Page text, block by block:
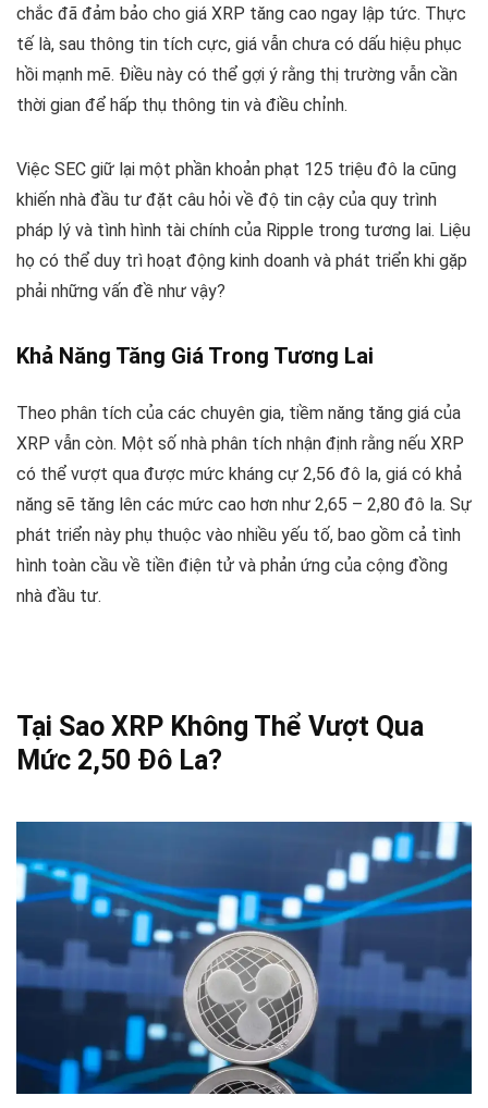
chắc đã đảm bảo cho giá XRP tăng cao ngay lập tức. Thực
tế là, sau thông tin tích cực, giá vẫn chưa có dấu hiệu phục
hồi mạnh mẽ. Điều này có thể gợi ý rằng thị trường vẫn cần
thời gian để hấp thụ thông tin và điều chỉnh.
Việc SEC giữ lại một phần khoản phạt 125 triệu đô la cũng
khiến nhà đầu tư đặt câu hỏi về độ tin cậy của quy trình
pháp lý và tình hình tài chính của Ripple trong tương lai. Liệu
họ có thể duy trì hoạt động kinh doanh và phát triển khi gặp
phải những vấn đề như vậy?
Khả Năng Tăng Giá Trong Tương Lai
Theo phân tích của các chuyên gia, tiềm năng tăng giá của
XRP vẫn còn. Một số nhà phân tích nhận định rằng nếu XRP
có thể vượt qua được mức kháng cự 2,56 đô la, giá có khả
năng sẽ tăng lên các mức cao hơn như 2,65 – 2,80 đô la. Sự
phát triển này phụ thuộc vào nhiều yếu tố, bao gồm cả tình
hình toàn cầu về tiền điện tử và phản ứng của cộng đồng
nhà đầu tư.
Tại Sao XRP Không Thể Vượt Qua
Mức 2,50 Đô La?